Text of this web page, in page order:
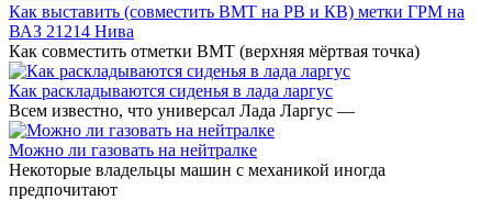
Как выставить (совместить ВМТ на РВ и КВ) метки ГРМ на
ВАЗ 21214 Нива
Как совместить отметки ВМТ (верхняя мёртвая точка)
Как раскладываются сиденья в лада ларгус
Всем известно, что универсал Лада Ларгус —
Можно ли газовать на нейтралке
Некоторые владельцы машин с механикой иногда
предпочитают